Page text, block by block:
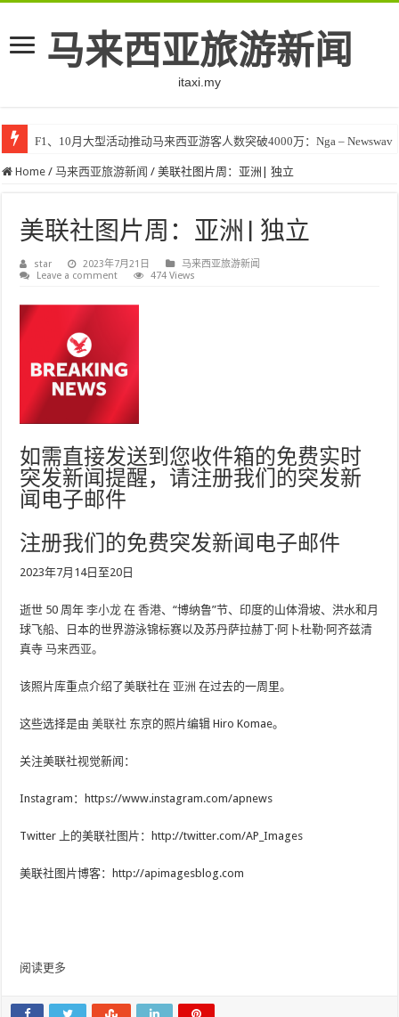
马来西亚旅游新闻
itaxi.my
F1、10月大型活动推动马来西亚游客人数突破4000万：Nga – Newswav
Home / 马来西亚旅游新闻 / 美联社图片周：亚洲| 独立
美联社图片周：亚洲| 独立
star 2023年7月21日
马来西亚旅游新闻
Leave a comment
474 Views
如需直接发送到您收件箱的免费实时
突发新闻提醒，请注册我们的突发新
闻电子邮件
注册我们的免费突发新闻电子邮件
2023年7月14日至20日
逝世 50 周年李小龙 在香港、“博纳鲁”节、印度的山体滑坡、洪水和月
球飞船、日本的世界游泳锦标赛以及苏丹萨拉赫丁·阿卜杜勒·阿齐兹清
真寺马来西亚。
该照片库重点介绍了美联社在 亚洲 在过去的一周里。
这些选择是由美联社 东京的照片编辑 Hiro Komae。
关注美联社视觉新闻：
Instagram：https://www.instagram.com/apnews
Twitter 上的美联社图片：http://twitter.com/AP_Images
美联社图片博客：http://apimagesblog.com
阅读更多